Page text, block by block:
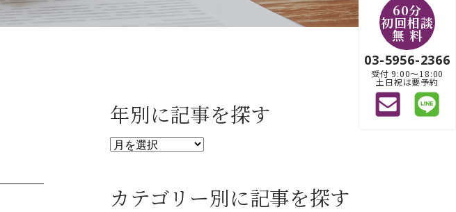
年別に記事を探す
カテゴリー別に記事を探す
60分
初回相談
無 料
03-5956-2366
受付 9:00〜18:00
土日祝は要予約